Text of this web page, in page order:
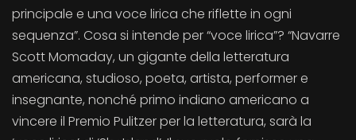
principale e una voce lirica che riflette in ogni
sequenza”. Cosa si intende per “voce lirica”? “Navarre
Scott Momaday, un gigante della letteratura
americana, studioso, poeta, artista, performer e
insegnante, nonché primo indiano americano a
vincere il Premio Pulitzer per la letteratura, sarà la